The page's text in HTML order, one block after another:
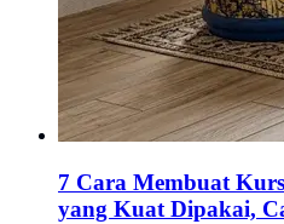
7 Cara Membuat
yang Kuat Dipakai,